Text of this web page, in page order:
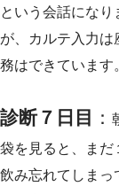
という会話にな
が、カルテ入力
務はできています
診断７日目 ：
袋を見ると、まだ
飲み忘れてしまっ